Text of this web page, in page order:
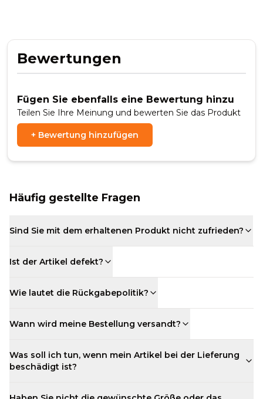
Bewertungen
Fügen Sie ebenfalls eine Bewertung hinzu
Teilen Sie Ihre Meinung und bewerten Sie das Produkt
+ Bewertung hinzufügen
Häufig gestellte Fragen
Sind Sie mit dem erhaltenen Produkt nicht zufrieden?
Ist der Artikel defekt?
Wie lautet die Rückgabepolitik?
Wann wird meine Bestellung versandt?
Was soll ich tun, wenn mein Artikel bei der Lieferung
beschädigt ist?